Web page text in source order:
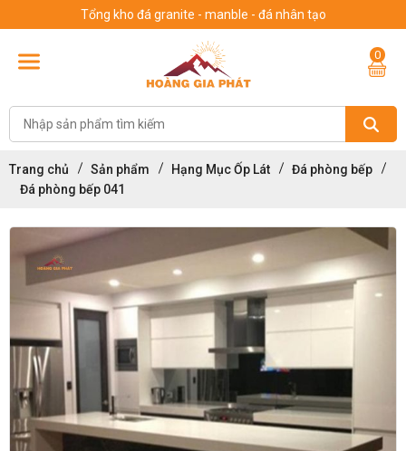
Tổng kho đá granite - manble - đá nhân tạo
0
Trang chủ Sản phẩm Hạng Mục Ốp Lát
Đá phòng bếp
Đá phòng bếp 041